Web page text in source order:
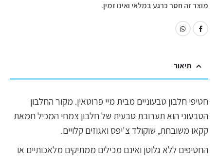
מוצר זה חסר כרגע במלאי ואינו זמין.
תיאור
חטיפי חלבון טבעוניים מבית מיי פרוטאין. מקור החלבון
הטבעוני הוא תערובת טבעית של חלבון צמחי המכיל חמאת
קקאו משובחת, שוקולד צ'יפס ואגוזים קלויים.
החטיפים ללא גלוטן ואינם מכילים ממתיקים מלאכותיים או